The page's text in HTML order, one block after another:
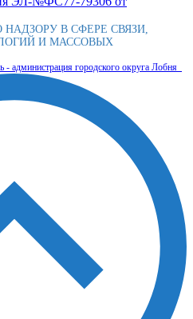
В СФЕРЕ СВЯЗИ,
И МАССОВЫХ
- администрация городского округа Лобня